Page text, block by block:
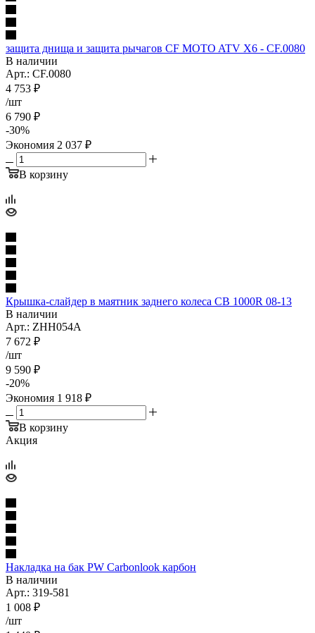
защита днища и защита рычагов CF MOTO ATV X6 - CF.0080
В наличии
Арт.: CF.0080
4 753 ₽
/шт
6 790 ₽
-30%
Экономия 2 037 ₽
В корзину
Крышка-слайдер в маятник заднего колеса CB 1000R 08-13
В наличии
Арт.: ZHH054A
7 672 ₽
/шт
9 590 ₽
-20%
Экономия 1 918 ₽
В корзину
Акция
Накладка на бак PW Carbonlook карбон
В наличии
Арт.: 319-581
1 008 ₽
/шт